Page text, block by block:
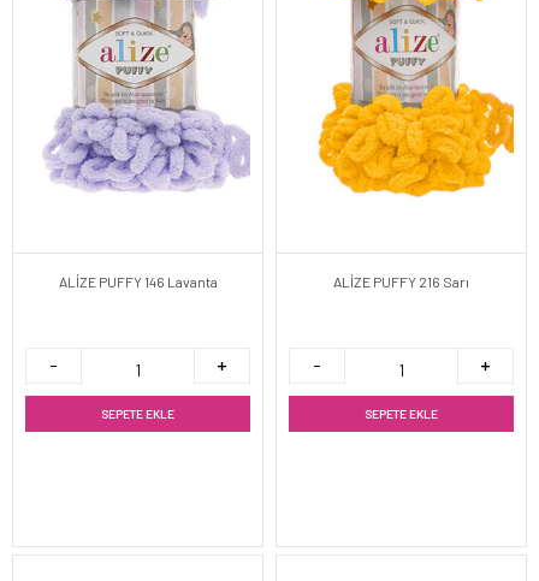
ALİZE PUFFY 146 Lavanta
SEPETE EKLE
ALİZE PUFFY 216 Sarı
SEPETE EKLE